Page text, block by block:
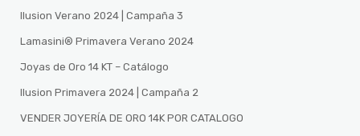
Ilusion Verano 2024 | Campaña 3
Lamasini®️ Primavera Verano 2024
Joyas de Oro 14 KT – Catálogo
Ilusion Primavera 2024 | Campaña 2
VENDER JOYERÍA DE ORO 14K POR CATALOGO